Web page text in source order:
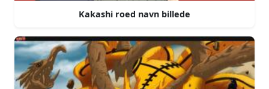
Kakashi roed navn billede